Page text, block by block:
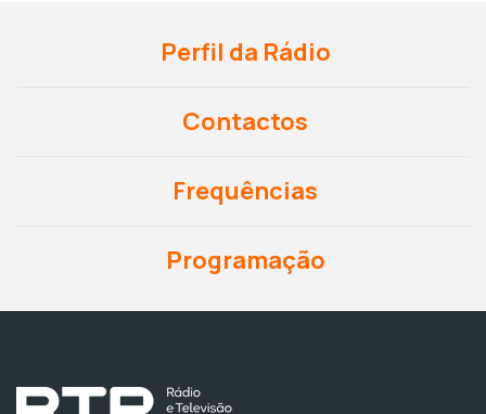
Perfil da Rádio
Contactos
Frequências
Programação